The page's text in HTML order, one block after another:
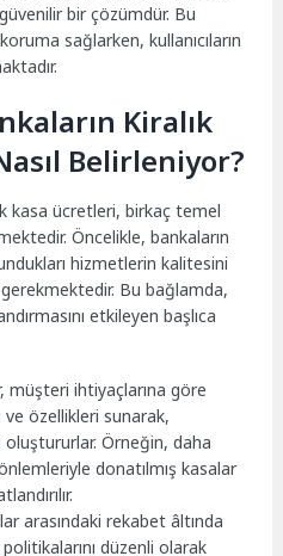
bir çözümdür. Bu
sağlarken, kullanıcıların
Kiralık
Belirleniyor?
kasa ücretleri, birkaç temel
Öncelikle, bankaların
hizmetlerin kalitesini
Bu bağlamda,
etkileyen başlıca
müşteri ihtiyaçlarına göre
ve özellikleri sunarak,
Örneğin, daha
donatılmış kasalar
arasındaki rekabet âltında
düzenli olarak